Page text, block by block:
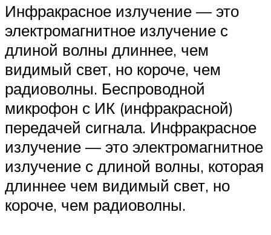
Инфракрасное излучение — это
электромагнитное излучение с
длиной волны длиннее, чем
видимый свет, но короче, чем
радиоволны. Беспроводной
микрофон с ИК (инфракрасной)
передачей сигнала. Инфракрасное
излучение — это электромагнитное
излучение с длиной волны, которая
длиннее чем видимый свет, но
короче, чем радиоволны.